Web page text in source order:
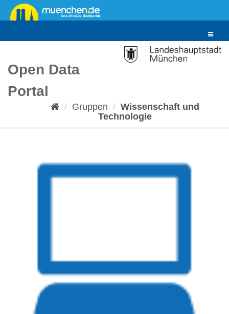
Überspringen
zum
Toggle
Open Data
Portal
Gruppen
Wissenschaft und
Technologie